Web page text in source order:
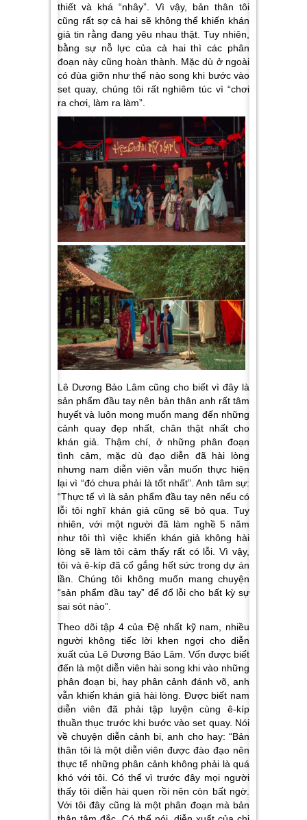
thiết và khá “nhây”. Vì vậy, bản thân tôi
cũng rất sợ cả hai sẽ không thể khiến khán
giả tin rằng đang yêu nhau thật. Tuy nhiên,
bằng sự nỗ lực của cả hai thì các phân
đoạn này cũng hoàn thành. Mặc dù ở ngoài
có đùa giỡn như thế nào song khi bước vào
set quay, chúng tôi rất nghiêm túc vì “chơi
ra chơi, làm ra làm”.
Lê Dương Bảo Lâm cũng cho biết vì đây là
sản phẩm đầu tay nên bản thân anh rất tâm
huyết và luôn mong muốn mang đến những
cảnh quay đẹp nhất, chân thật nhất cho
khán giả. Thậm chí, ở những phân đoạn
tình cảm, mặc dù đạo diễn đã hài lòng
nhưng nam diễn viên vẫn muốn thực hiện
lại vì “đó chưa phải là tốt nhất”. Anh tâm sự:
“Thực tế vì là sản phẩm đầu tay nên nếu có
lỗi tôi nghĩ khán giả cũng sẽ bỏ qua. Tuy
nhiên, với một người đã làm nghề 5 năm
như tôi thì việc khiến khán giả không hài
lòng sẽ làm tôi cảm thấy rất có lỗi. Vì vậy,
tôi và ê-kíp đã cố gắng hết sức trong dự án
lần. Chúng tôi không muốn mang chuyện
“sản phẩm đầu tay” để đổ lỗi cho bất kỳ sự
sai sót nào”.
Theo dõi tập 4 của Đệ nhất kỹ nam, nhiều
người không tiếc lời khen ngợi cho diễn
xuất của Lê Dương Bảo Lâm. Vốn được biết
đến là một diễn viên hài song khi vào những
phân đoạn bi, hay phân cảnh đánh võ, anh
vẫn khiến khán giả hài lòng. Được biết nam
diễn viên đã phải tập luyện cùng ê-kíp
thuần thục trước khi bước vào set quay. Nói
về chuyện diễn cảnh bi, anh cho hay: “Bản
thân tôi là một diễn viên được đào đạo nên
thực tế những phân cảnh không phải là quá
khó với tôi. Có thể vì trước đây mọi người
thấy tôi diễn hài quen rồi nên còn bất ngờ.
Với tôi đây cũng là một phân đoạn mà bản